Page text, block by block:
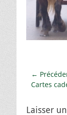
de
←
Article
Cartes
Laisser